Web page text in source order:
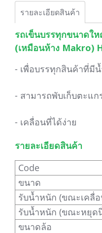
รายละเอียดสินค้า
รถเข็นบรรทุกขนาดใ
(เหมือนห้าง Makro)
- เพื่อบรรทุกสินค้าที่มี
- สามารถพับเก็บตะแก
- เคลื่อนที่ได้ง่าย
รายละเอียดสินค้า
Code
ขนาด
รับน้ำหนัก (ขณะเคลื่
รับน้ำหนัก (ขณะหยุด
ขนาดล้อ